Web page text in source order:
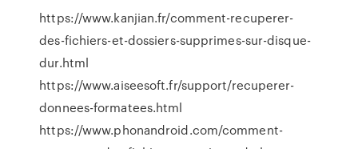
https://www.kanjian.fr/comment-recuperer-
des-fichiers-et-dossiers-supprimes-sur-disque-
dur.html
https://www.aiseesoft.fr/support/recuperer-
donnees-formatees.html
https://www.phonandroid.com/comment-